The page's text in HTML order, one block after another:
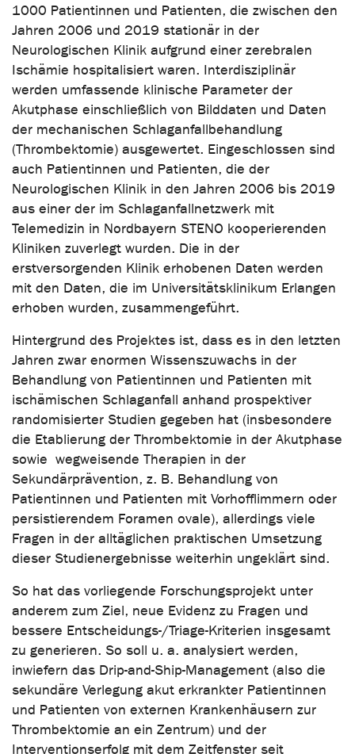
1000 Patientinnen und Patienten, die zwischen den
Jahren 2006 und 2019 stationär in der
Neurologischen Klinik aufgrund einer zerebralen
Ischämie hospitalisiert waren. Interdisziplinär
werden umfassende klinische Parameter der
Akutphase einschließlich von Bilddaten und Daten
der mechanischen Schlaganfallbehandlung
(Thrombektomie) ausgewertet. Eingeschlossen sind
auch Patientinnen und Patienten, die der
Neurologischen Klinik in den Jahren 2006 bis 2019
aus einer der im Schlaganfallnetzwerk mit
Telemedizin in Nordbayern STENO kooperierenden
Kliniken zuverlegt wurden. Die in der
erstversorgenden Klinik erhobenen Daten werden
mit den Daten, die im Universitätsklinikum Erlangen
erhoben wurden, zusammengeführt.
Hintergrund des Projektes ist, dass es in den letzten
Jahren zwar enormen Wissenszuwachs in der
Behandlung von Patientinnen und Patienten mit
ischämischen Schlaganfall anhand prospektiver
randomisierter Studien gegeben hat (insbesondere
die Etablierung der Thrombektomie in der Akutphase
sowie wegweisende Therapien in der
Sekundärprävention, z. B. Behandlung von
Patientinnen und Patienten mit Vorhofflimmern oder
persistierendem Foramen ovale), allerdings viele
Fragen in der alltäglichen praktischen Umsetzung
dieser Studienergebnisse weiterhin ungeklärt sind.
So hat das vorliegende Forschungsprojekt unter
anderem zum Ziel, neue Evidenz zu Fragen und
bessere Entscheidungs-/Triage-Kriterien insgesamt
zu generieren. So soll u. a. analysiert werden,
inwiefern das Drip-and-Ship-Management (also die
sekundäre Verlegung akut erkrankter Patientinnen
und Patienten von externen Krankenhäusern zur
Thrombektomie an ein Zentrum) und der
Interventionserfolg mit dem Zeitfenster seit